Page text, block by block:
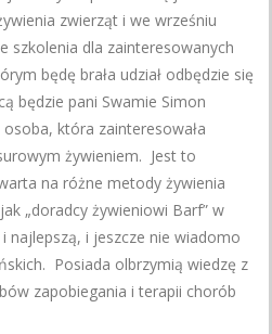
zwierząt i we wrześniu
szkolenia dla zainteresowanych
będę brała udział odbędzie się
będzie pani Swamie Simon
która zainteresowała
żywieniem. Jest to
na różne metody żywienia
„doradcy żywieniowi Barf” w
najlepszą, i jeszcze nie wiadomo
Posiada olbrzymią wiedzę z
zapobiegania i terapii chorób